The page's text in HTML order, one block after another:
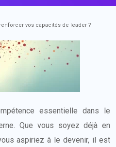
vos capacités de leader ?
essentielle dans le
Que vous soyez déjà en
aspiriez à le devenir, il est